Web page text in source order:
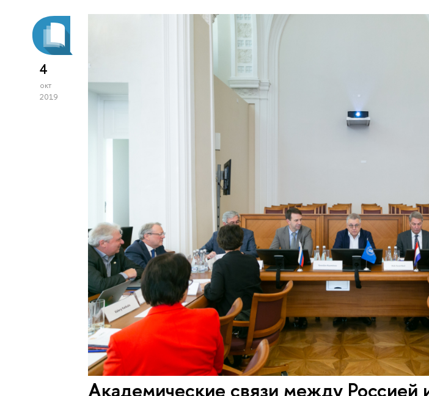
4
окт
2019
Академические связи между Россией